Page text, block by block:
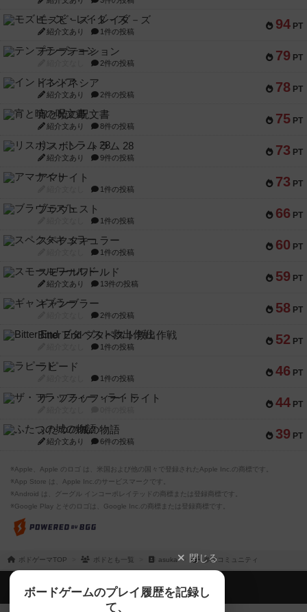
94 PT
モズビ－ズ・レイダ－ズ
紹介文あり 1件の投稿
79 PT
テンプテーション
2件の投稿
78 PT
インドネシア
紹介文あり 2件の投稿
75 PT
宵と暁の呪文書
紹介文あり 8件の投稿
73 PT
リスボン・トラム 28
紹介文あり 9件の投稿
73 PT
アマナイト
1件の投稿
66 PT
ブラヴェスト
1件の投稿
60 PT
スペクタキュラー
1件の投稿
59 PT
スモールワールド
紹介文あり 13件の投稿
58 PT
ギャンブラー
2件の投稿
52 PT
Bitter End ブタペスト救出作戦
1件の投稿
46 PT
ラピード
1件の投稿
44 PT
ザ・フラッフィー・ライト
39 PT
ふたつの城の物語
紹介文あり 6件の投稿
※Apple、Apple のロゴ は、米国および他の国々で登録されたApple Inc.の商標です。
※App Store は、Apple Inc.のサービスマークです。
※Android は、グーグル インコーポレイテッドの商標または登録商標です。
※Google Play とそのロゴは、Google Inc.の商標または登録商標です。
ボドゲーマTOP ボドとも一覧 asuka 参加コミュニティ
閉じる
ボードゲームのプレイ履歴を記録し
て、
ボドゲーマTOP